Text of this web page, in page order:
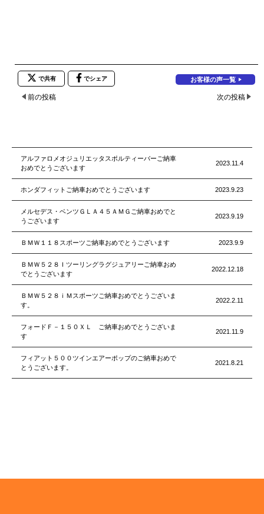
で共有 でシェア お客様の声一覧
前の投稿 次の投稿
アルファロメオジュリエッタスポルティーバーご納車
おめでとうございます
2023.11.4
ホンダフィットご納車おめでとうございます 2023.9.23
メルセデス・ベンツＧＬＡ４５ＡＭＧご納車おめでと
うございます
2023.9.19
ＢＭＷ１１８スポーツご納車おめでとうございます 2023.9.9
ＢＭＷ５２８Ｉツーリングラグジュアリーご納車おめ
でとうございます
2022.12.18
ＢＭＷ５２８ｉＭスポーツご納車おめでとうございま
す。
2022.2.11
フォードＦ－１５０ＸＬ ご納車おめでとうございま
す
2021.11.9
フィアット５００ツインエアーポップのご納車おめで
とうございます。
2021.8.21